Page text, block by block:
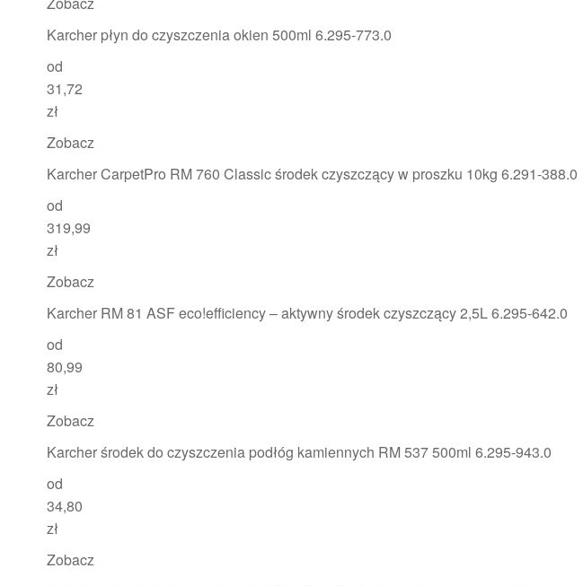
Karcher płyn do czyszczenia okien 500ml 6.295-773.0
od
31,72
zł
Zobacz
Karcher CarpetPro RM 760 Classic środek czyszczący w proszku 10kg 6.291-388.0
od
319,99
zł
Zobacz
Karcher RM 81 ASF eco!efficiency – aktywny środek czyszczący 2,5L 6.295-642.0
od
80,99
zł
Zobacz
Karcher środek do czyszczenia podłóg kamiennych RM 537 500ml 6.295-943.0
od
34,80
zł
Zobacz